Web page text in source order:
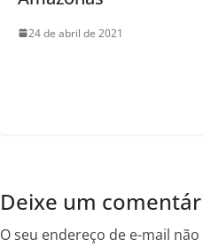
24 de abril de 2021
Deixe um
O seu endereço de e-mail